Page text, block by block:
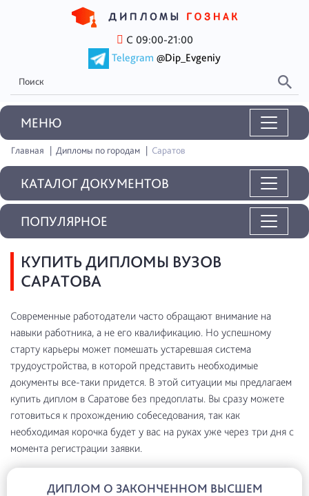
С 09:00-21:00
Telegram @Dip_Evgeniy
MEНЮ
Главная Дипломы по городам Саратов
КАТАЛОГ ДОКУМЕНТОВ
КУПИТЬ ДИПЛОМЫ ВУЗОВ
САРАТОВА
Современные работодатели часто обращают внимание на
навыки работника, а не его квалификацию. Но успешному
старту карьеры может помешать устаревшая система
трудоустройства, в которой представить необходимые
документы все-таки придется. В этой ситуации мы предлагаем
купить диплом в Саратове без предоплаты. Вы сразу можете
готовиться к прохождению собеседования, так как
необходимая корочка будет у вас на руках уже через три дня с
момента регистрации заявки.
ДИПЛОМ О ЗАКОНЧЕННОМ ВЫСШЕМ
ПОПУЛЯРНОЕ